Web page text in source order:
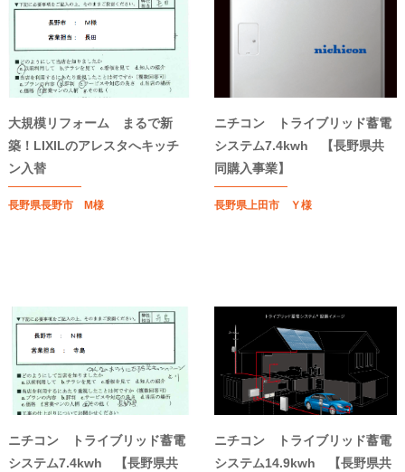
大規模リフォーム まるで新
築！LIXILのアレスタへキッチ
ン入替
長野県長野市 M様
ニチコン トライブリッド蓄電
システム7.4kwh 【長野県共
同購入事業】
長野県上田市 Ｙ様
ニチコン トライブリッド蓄電
システム7.4kwh 【長野県共
ニチコン トライブリッド蓄電
システム14.9kwh 【長野県共